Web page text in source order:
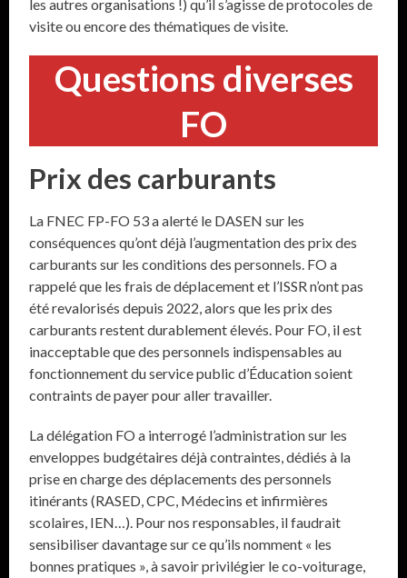
les autres organisations !) qu’il s’agisse de protocoles de
visite ou encore des thématiques de visite.
Questions diverses
FO
Prix des carburants
La FNEC FP-FO 53 a alerté le DASEN sur les
conséquences qu’ont déjà l’augmentation des prix des
carburants sur les conditions des personnels. FO a
rappelé que les frais de déplacement et l’ISSR n’ont pas
été revalorisés depuis 2022, alors que les prix des
carburants restent durablement élevés. Pour FO, il est
inacceptable que des personnels indispensables au
fonctionnement du service public d’Éducation soient
contraints de payer pour aller travailler.
La délégation FO a interrogé l’administration sur les
enveloppes budgétaires déjà contraintes, dédiés à la
prise en charge des déplacements des personnels
itinérants (RASED, CPC, Médecins et infirmières
scolaires, IEN…). Pour nos responsables, il faudrait
sensibiliser davantage sur ce qu’ils nomment « les
bonnes pratiques », à savoir privilégier le co-voiturage,